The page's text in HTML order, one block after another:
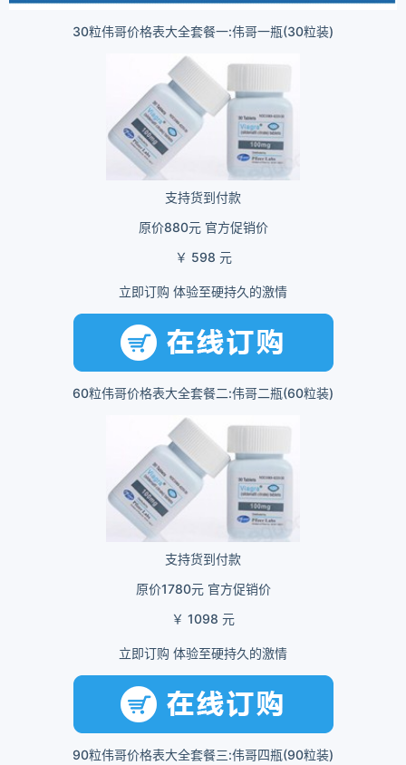
30粒伟哥价格表大全套餐一:伟哥一瓶(30粒装)
支持货到付款
原价880元 官方促销价
￥ 598 元
立即订购 体验至硬持久的激情
60粒伟哥价格表大全套餐二:伟哥二瓶(60粒装)
支持货到付款
原价1780元 官方促销价
￥ 1098 元
立即订购 体验至硬持久的激情
90粒伟哥价格表大全套餐三:伟哥四瓶(90粒装)